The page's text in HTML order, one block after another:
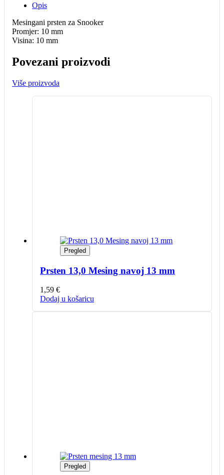
Opis
Mesingani prsten za Snooker
Promjer: 10 mm
Visina: 10 mm
Povezani proizvodi
Više proizvoda
Pregled
Prsten 13,0 Mesing navoj 13 mm
1,59 €
Dodaj u košaricu
Pregled